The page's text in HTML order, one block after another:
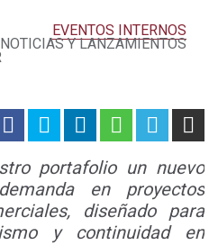
EVENTOS INTERNOS
NOTICIAS Y LANZAMIENTOS
portafolio un nuevo
en proyectos
ciales, diseñado para
y continuidad en